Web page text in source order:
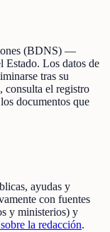
(BDNS) —
Estado. Los datos de
tras su
consulta el registro
documentos que
ayudas y
con fuentes
y ministerios) y
la redacción.